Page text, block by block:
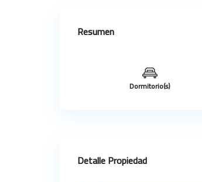
Resumen
Dormitorio(s)
Detalle Propiedad